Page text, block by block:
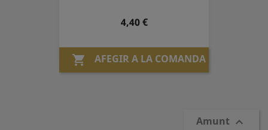
Preu
4,40 €
 AFEGIR A LA COMANDA
Amunt 